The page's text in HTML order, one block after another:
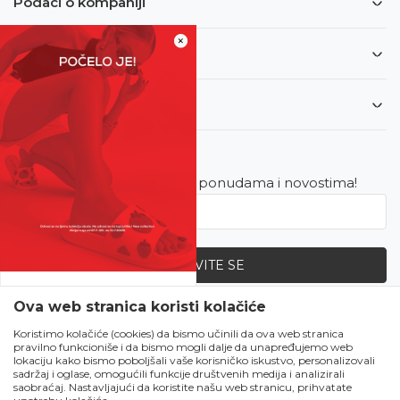
×
SVE UPOLA CIJENE!
Čekanju je kraj!
Počela je omiljena
ljetna akcija u Obući
Metro!
Informacije
Korisnički servis
Newsletter
Budite u toku sa najnovijim ponudama i novostima!
PRIJAVITE SE
Zapratite nas
Ova web stranica koristi kolačiće
Koristimo kolačiće (cookies) da bismo učinili da ova web stranica
pravilno funkcioniše i da bismo mogli dalje da unapređujemo web
lokaciju kako bismo poboljšali vaše korisničko iskustvo, personalizovali
sadržaj i oglase, omogućili funkcije društvenih medija i analizirali
saobraćaj. Nastavljajući da koristite našu web stranicu, prihvatate